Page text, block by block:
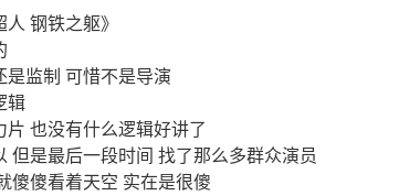
钢铁之躯》
是监制 可惜不是导演
辑
片 也没有什么逻辑好讲了
但是最后一段时间 找了那么多群众演员
傻傻看着天空 实在是很傻